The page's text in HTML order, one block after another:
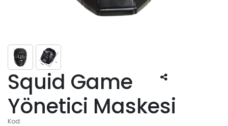
Squid Game
Yönetici Maskesi
Kod: